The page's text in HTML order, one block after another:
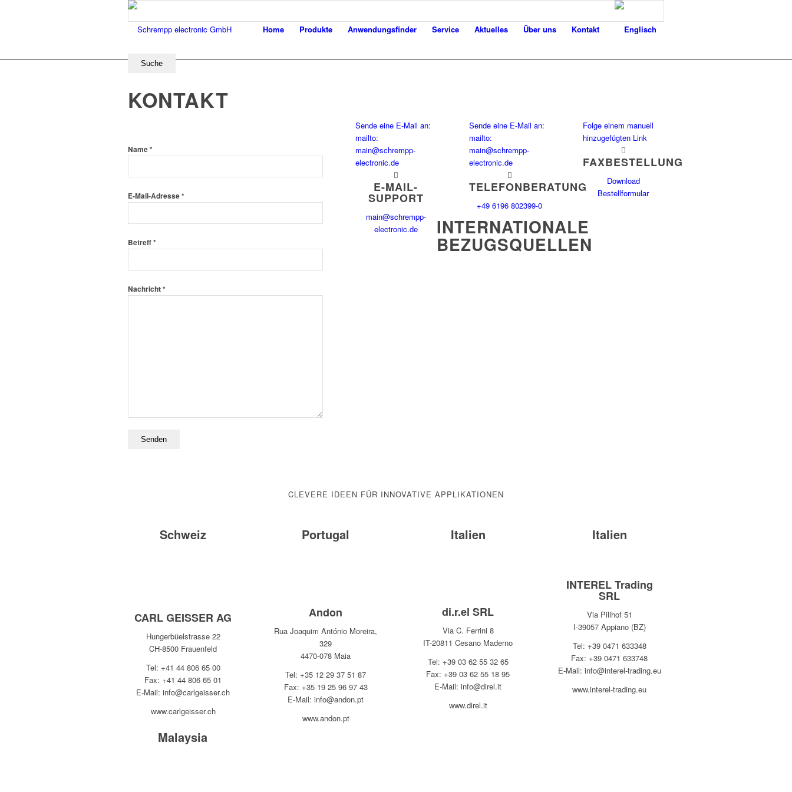
Home Produkte Anwendungsfinder Service Aktuelles Über uns Kontakt
KONTAKT
Name *
E-Mail-Adresse *
Betreff *
Nachricht *
Bitte lasse dieses Feld leer.
Sende eine E-Mail an:
mailto:
main@schrempp-
electronic.de
E-MAIL-
SUPPORT
main@schrempp-
electronic.de
Sende eine E-Mail an:
mailto:
main@schrempp-
electronic.de
TELEFONBERATUNG
+49 6196 802399-0
Folge einem manuell
hinzugefügten Link
FAXBESTELLUNG
Download
Bestellformular
CLEVERE IDEEN FÜR INNOVATIVE APPLIKATIONEN
INTERNATIONALE
BEZUGSQUELLEN
Schweiz
CARL GEISSER AG
Hungerbüelstrasse 22
CH-8500 Frauenfeld
Tel: +41 44 806 65 00
Fax: +41 44 806 65 01
E-Mail: info@carlgeisser.ch
www.carlgeisser.ch
Portugal
Andon
Rua Joaquim António Moreira,
329
4470-078 Maia
Tel: +35 12 29 37 51 87
Fax: +35 19 25 96 97 43
E-Mail: info@andon.pt
www.andon.pt
Italien
di.r.el SRL
Via C. Ferrini 8
IT-20811 Cesano Maderno
Tel: +39 03 62 55 32 65
Fax: +39 03 62 55 18 95
E-Mail: info@direl.it
www.direl.it
Italien
INTEREL Trading
SRL
Via Pillhof 51
I-39057 Appiano (BZ)
Tel: +39 0471 633348
Fax: +39 0471 633748
E-Mail: info@interel-trading.eu
www.interel-trading.eu
Malaysia